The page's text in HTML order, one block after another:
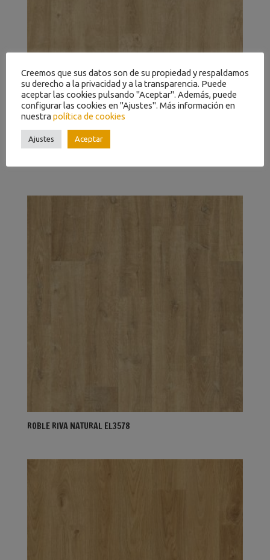
ROBLE RIVA NATURAL EL3578
Creemos que sus datos son de su propiedad y respaldamos
su derecho a la privacidad y a la transparencia. Puede
aceptar las cookies pulsando "Aceptar". Además, puede
configurar las cookies en "Ajustes". Más información en
nuestra política de cookies
Ajustes Aceptar